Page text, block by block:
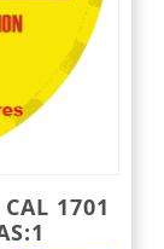
1701